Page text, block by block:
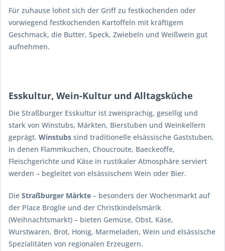
Für zuhause lohnt sich der Griff zu festkochenden oder
vorwiegend festkochenden Kartoffeln mit kräftigem
Geschmack, die Butter, Speck, Zwiebeln und Weißwein gut
aufnehmen.
Esskultur, Wein-Kultur und Alltagsküche
Die Straßburger Esskultur ist zweisprachig, gesellig und
stark von Winstubs, Märkten, Bierstuben und Weinkellern
geprägt. Winstubs sind traditionelle elsässische Gaststuben,
in denen Flammkuchen, Choucroute, Baeckeoffe,
Fleischgerichte und Käse in rustikaler Atmosphäre serviert
werden – begleitet von elsässischem Wein oder Bier.
Die Straßburger Märkte – besonders der Wochenmarkt auf
der Place Broglie und der Christkindelsmärik
(Weihnachtsmarkt) – bieten Gemüse, Obst, Käse,
Wurstwaren, Brot, Honig, Marmeladen, Wein und elsässische
Spezialitäten von regionalen Erzeugern.